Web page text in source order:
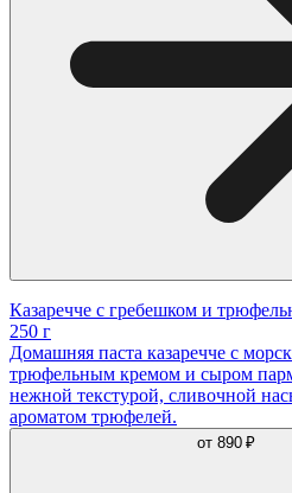
Казаречче с гребешком и
250 г
Домашняя паста казаречче с
трюфельным кремом и сыром
нежной текстурой, сливочной
ароматом трюфелей.
от 890 ₽